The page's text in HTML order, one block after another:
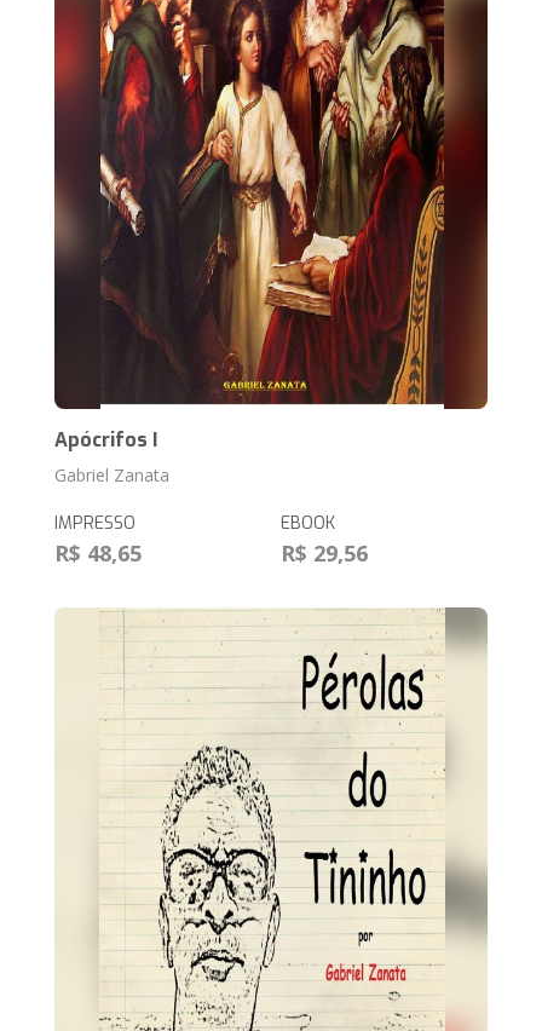
Apócrifos I
Gabriel Zanata
IMPRESSO
R$ 48,65
EBOOK
R$ 29,56